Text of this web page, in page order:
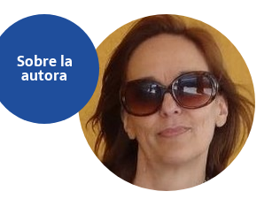
Sobre la
autora